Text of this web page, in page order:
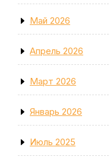
Май 2026
Апрель 2026
Март 2026
Январь 2026
Июль 2025